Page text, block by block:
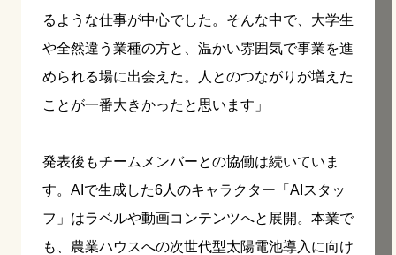
るような仕事が中心でした。そんな中で、大学生
や全然違う業種の方と、温かい雰囲気で事業を進
められる場に出会えた。人とのつながりが増えた
ことが一番大きかったと思います」
発表後もチームメンバーとの協働は続いていま
す。AIで生成した6人のキャラクター「AIスタッ
フ」はラベルや動画コンテンツへと展開。本業で
も、農業ハウスへの次世代型太陽電池導入に向け